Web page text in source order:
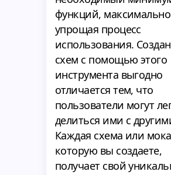
функций, максимально
упрощая процесс
использования.
схем с помощью этого
инструмента выгодно
отличается тем, что
пользователи могут
делиться ими с
Каждая схема или
которую вы создаете,
получает свой